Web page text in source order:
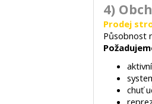
4)
Prodej
Působnost
chuť